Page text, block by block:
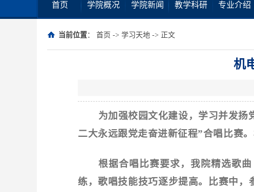
首页 学院概况 学院新闻 教学科研 专业介绍
当前位置： 首页 -> 学习天地 -> 正文
机
为加强校园文化建设，学习并发
二大永远跟党走奋进新征程”合唱比赛
根据合唱比赛要求，我院精选歌曲
练，歌唱技能技巧逐步提高。比赛中